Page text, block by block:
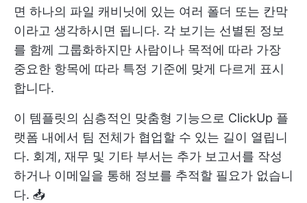
면 하나의 파일 캐비닛에 있는 여러 폴더 또는 칸막
이라고 생각하시면 됩니다. 각 보기는 선별된 정보
를 함께 그룹화하지만 사람이나 목적에 따라 가장
중요한 항목에 따라 특정 기준에 맞게 다르게 표시
합니다.
이 템플릿의 심층적인 맞춤형 기능으로 ClickUp 플
랫폼 내에서 팀 전체가 협업할 수 있는 길이 열립니
다. 회계, 재무 및 기타 부서는 추가 보고서를 작성
하거나 이메일을 통해 정보를 추적할 필요가 없습니
다. 📥